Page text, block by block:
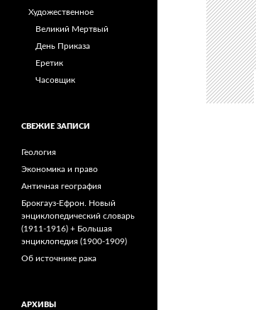
Художественное
Великий Мертвый
День Приказа
Еретик
Часовщик
СВЕЖИЕ ЗАПИСИ
Геология
Экономика и право
Античная география
Брокгауз-Ефрон. Новый
энциклопедический словарь
(1911-1916) + Большая
энциклопедия (1900-1909)
Об источнике рака
АРХИВЫ